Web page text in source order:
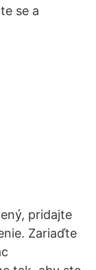
se a
pridajte
Zariaďte